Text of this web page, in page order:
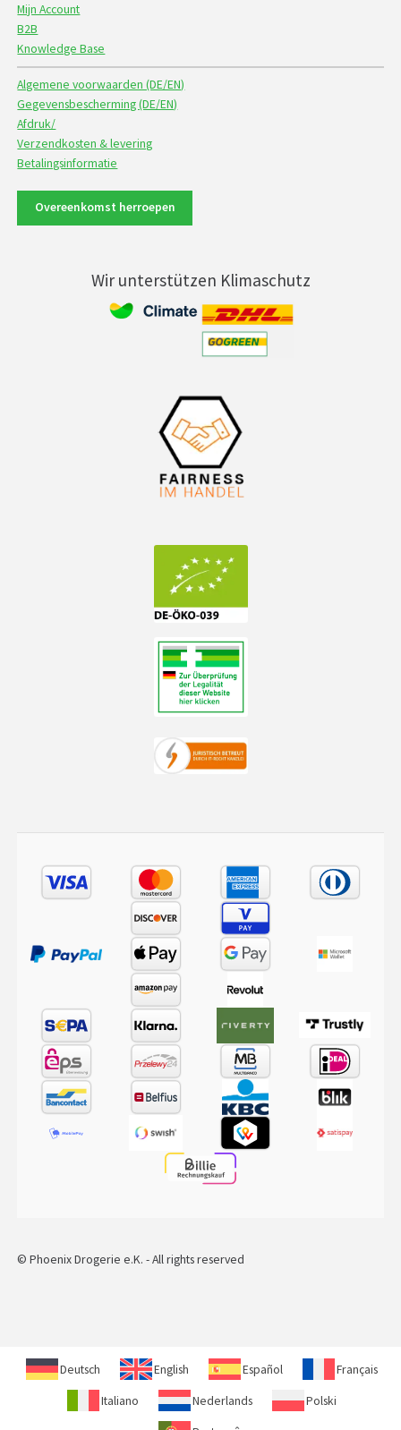
Mijn Account
B2B
Knowledge Base
Algemene voorwaarden (DE/EN)
Gegevensbescherming (DE/EN)
Afdruk/
Verzendkosten & levering
Betalingsinformatie
Overeenkomst herroepen
Wir unterstützen Klimaschutz
© Phoenix Drogerie e.K. - All rights reserved
Deutsch English Español Français
Italiano Nederlands Polski